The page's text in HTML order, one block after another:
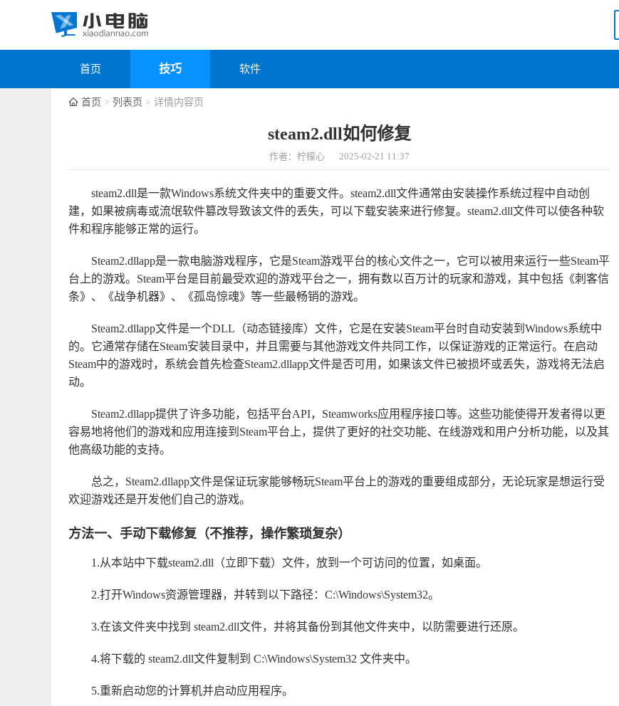
首页 技巧 软件
首页 列表页 详情内容页
steam2.dll如何修复
作者：柠檬心 2025-02-21 11:37
steam2.dll是一款Windows系统文件夹中的重要文件。steam2.dll文件通常由安装操作系统过程中自动创
建，如果被病毒或流氓软件篡改导致该文件的丢失，可以下载安装来进行修复。steam2.dll文件可以使各种软
件和程序能够正常的运行。
Steam2.dllapp是一款电脑游戏程序，它是Steam游戏平台的核心文件之一，它可以被用来运行一些Steam平
台上的游戏。Steam平台是目前最受欢迎的游戏平台之一，拥有数以百万计的玩家和游戏，其中包括《刺客信
条》、《战争机器》、《孤岛惊魂》等一些最畅销的游戏。
Steam2.dllapp文件是一个DLL（动态链接库）文件，它是在安装Steam平台时自动安装到Windows系统中
的。它通常存储在Steam安装目录中，并且需要与其他游戏文件共同工作，以保证游戏的正常运行。在启动
Steam中的游戏时，系统会首先检查Steam2.dllapp文件是否可用，如果该文件已被损坏或丢失，游戏将无法启
动。
Steam2.dllapp提供了许多功能，包括平台API，Steamworks应用程序接口等。这些功能使得开发者得以更
容易地将他们的游戏和应用连接到Steam平台上，提供了更好的社交功能、在线游戏和用户分析功能，以及其
他高级功能的支持。
总之，Steam2.dllapp文件是保证玩家能够畅玩Steam平台上的游戏的重要组成部分，无论玩家是想运行受
欢迎游戏还是开发他们自己的游戏。
方法一、手动下载修复（不推荐，操作繁琐复杂）
1.从本站中下载steam2.dll（立即下载） 文件，放到一个可访问的位置，如桌面。
2.打开Windows资源管理器，并转到以下路径：C:\Windows\System32。
3.在该文件夹中找到 steam2.dll文件，并将其备份到其他文件夹中，以防需要进行还原。
4.将下载的 steam2.dll文件复制到 C:\Windows\System32 文件夹中。
5.重新启动您的计算机并启动应用程序。